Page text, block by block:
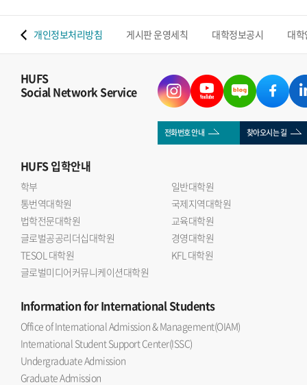
개인정보처리방침 게시판 운영세칙 대학정보공시 대
HUFS
Social Network Service
전화번호 안내 찾아오시는 길
HUFS입학안내
학부
일반대학원
통번역대학원
국제지역대학원
법학전문대학원
교육대학원
글로벌공공리더십대학원
경영대학원
TESOL 대학원
KFL 대학원
글로벌미디어커뮤니케이션대학원
Informationfor International Students
Office of International Admission & Management(OIAM)
International Student Support Center(ISSC)
Undergraduate Admission
Graduate Admission